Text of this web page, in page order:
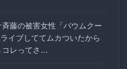
斉藤の被害女性「バウムクー
イブしててムカついたから
コレってさ…